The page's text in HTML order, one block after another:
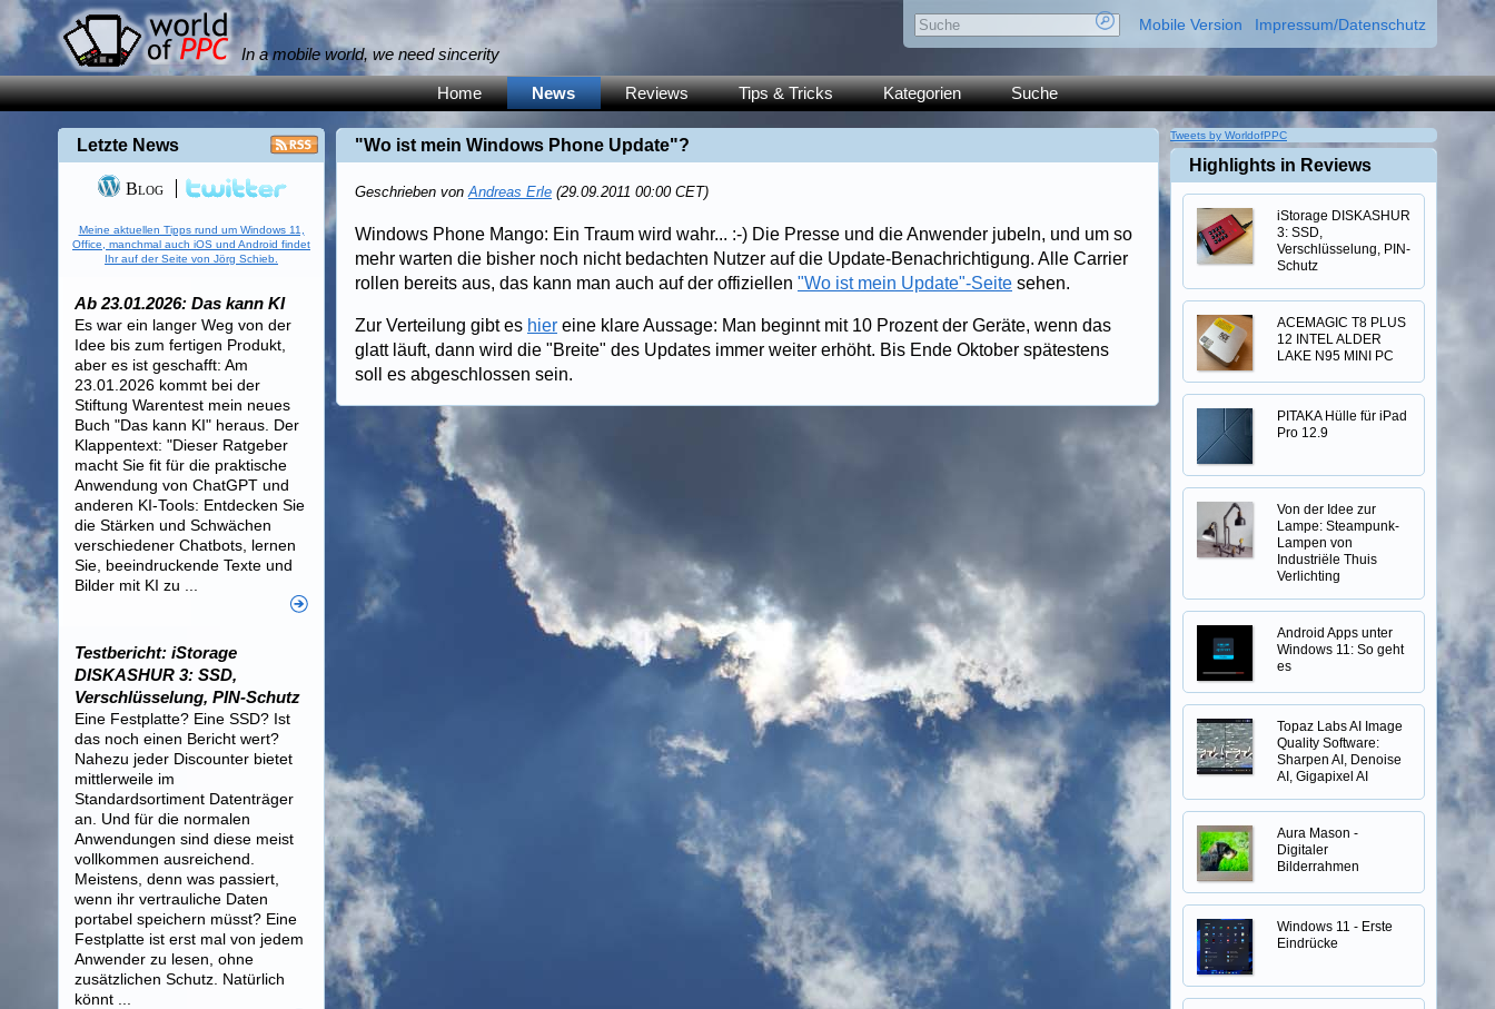
In a mobile world, we need sincerity
Mobile Version Impressum/Datenschutz
Home News Reviews Tips & Tricks Kategorien Suche
"Wo ist mein Windows Phone Update"?
Geschrieben vonAndreas Erle (29.09.2011 00:00 CET)
Windows Phone Mango: Ein Traum wird wahr... :-) Die Presse und die Anwender jubeln, und um so
mehr warten die bisher noch nicht bedachten Nutzer auf die Update-Benachrichtigung. Alle Carrier
rollen bereits aus, das kann man auch auf der offiziellen "Wo ist mein Update"-Seite sehen.
Zur Verteilung gibt es hier eine klare Aussage: Man beginnt mit 10 Prozent der Geräte, wenn das
glatt läuft, dann wird die "Breite" des Updates immer weiter erhöht. Bis Ende Oktober spätestens
soll es abgeschlossen sein.
Letzte News
Blog
Meine aktuellen Tipps rund um Windows 11,
Office, manchmal auch iOS und Android findet
Ihr auf der Seite von Jörg Schieb.
Ab 23.01.2026: Das kann KI
Es war ein langer Weg von der
Idee bis zum fertigen Produkt,
aber es ist geschafft: Am
23.01.2026 kommt bei der
Stiftung Warentest mein neues
Buch "Das kann KI" heraus. Der
Klappentext: "Dieser Ratgeber
macht Sie fit für die praktische
Anwendung von ChatGPT und
anderen KI-Tools: Entdecken Sie
die Stärken und Schwächen
verschiedener Chatbots, lernen
Sie, beeindruckende Texte und
Bilder mit KI zu ...
Testbericht: iStorage
DISKASHUR 3: SSD,
Verschlüsselung, PIN-Schutz
Eine Festplatte? Eine SSD? Ist
das noch einen Bericht wert?
Nahezu jeder Discounter bietet
mittlerweile im
Standardsortiment Datenträger
an. Und für die normalen
Anwendungen sind diese meist
vollkommen ausreichend.
Meistens, denn was passiert,
wenn ihr vertrauliche Daten
portabel speichern müsst? Eine
Festplatte ist erst mal von jedem
Anwender zu lesen, ohne
zusätzlichen Schutz. Natürlich
könnt ...
Tweets by WorldofPPC
Highlights in Reviews
iStorage DISKASHUR
3: SSD,
Verschlüsselung, PIN-
Schutz
ACEMAGIC T8 PLUS
12 INTEL ALDER
LAKE N95 MINI PC
PITAKA Hülle für iPad
Pro 12.9
Von der Idee zur
Lampe: Steampunk-
Lampen von
Industriële Thuis
Verlichting
Android Apps unter
Windows 11: So geht
es
Topaz Labs AI Image
Quality Software:
Sharpen AI, Denoise
AI, Gigapixel AI
Aura Mason -
Digitaler
Bilderrahmen
Windows 11 - Erste
Eindrücke